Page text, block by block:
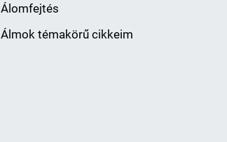
Álomfejtés
Álmok témakörű cikkeim